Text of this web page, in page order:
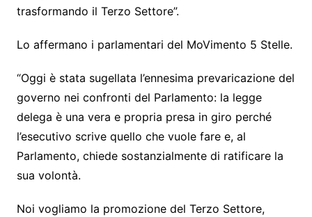
trasformando il Terzo Settore”.
Lo affermano i parlamentari del MoVimento 5 Stelle.
“Oggi è stata sugellata l’ennesima prevaricazione del
governo nei confronti del Parlamento: la legge
delega è una vera e propria presa in giro perché
l’esecutivo scrive quello che vuole fare e, al
Parlamento, chiede sostanzialmente di ratificare la
sua volontà.
Noi vogliamo la promozione del Terzo Settore,